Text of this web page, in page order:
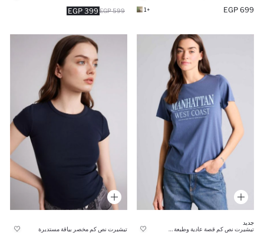
699 EGP
+1
399 EGP 599 EGP
جديد
تيشيرت نص كم مخصر بياقة مستديرة